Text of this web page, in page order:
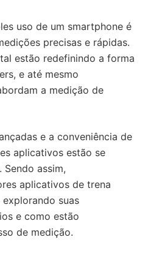
uso de um smartphone é
precisas e rápidas.
estão redefinindo a forma
e até mesmo
a medição de
e a conveniência de
aplicativos estão se
assim,
aplicativos de trena
suas
e como estão
de medição.